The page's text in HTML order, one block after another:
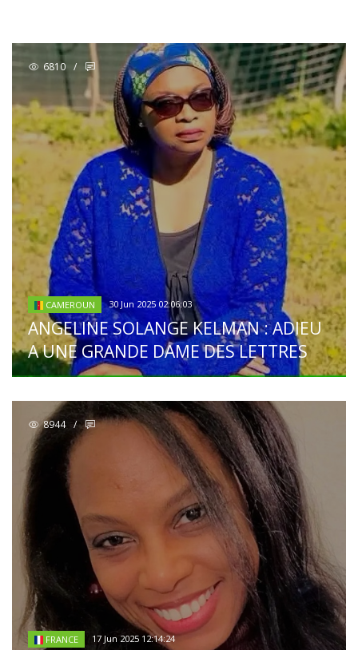
6810 /
CAMEROUN 30 Jun 2025 02:06:03
ANGELINE SOLANGE KELMAN : ADIEU
A UNE GRANDE DAME DES LETTRES
8944 /
FRANCE 17 Jun 2025 12:14:24